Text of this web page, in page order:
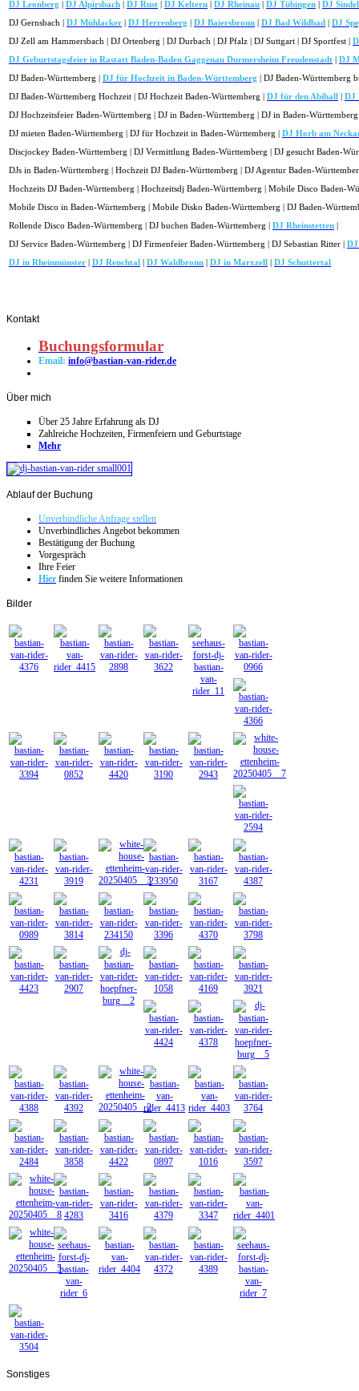
DJ Leonberg DJ Alpirsbach DJ Rust DJ Keltern DJ Rheinau DJ Tübingen DJ
DJ Gernsbach | DJ Mühlacker DJ Herrenberg DJ Baiersbronn DJ Bad Wildbad DJ
DJ Zell am Hammersbach | DJ Ortenberg | DJ Durbach | DJ Pfalz | DJ Suttgart | DJ Sportfest |
DJ Geburtstagsfeier in Rastatt Baden-Baden Gaggenau Durmersheim Freudenstadt DJ
DJ Baden-Württemberg | DJ für Hochzeit in Baden-Württemberg | DJ Baden-Württemberg
DJ Baden-Württemberg Hochzeit | DJ Hochzeit Baden-Württemberg | DJ für den Abiball DJ
DJ Hochzeitsfeier Baden-Württemberg | DJ in Baden-Württemberg | DJ in Baden-
DJ mieten Baden-Württemberg | DJ für Hochzeit in Baden-Württemberg | DJ Horb am
Discjockey Baden-Württemberg | DJ Vermittlung Baden-Württemberg | DJ gesucht Baden-
DJs in Baden-Württemberg | Hochzeit DJ Baden-Württemberg | DJ Agentur Baden-
Hochzeits DJ Baden-Württemberg | Hochzeitsdj Baden-Württemberg | Mobile Disco Baden-
Mobile Disco in Baden-Württemberg | Mobile Disko Baden-Württemberg | DJ Baden-
Rollende Disco Baden-Württemberg | DJ buchen Baden-Württemberg | DJ Rheinstetten
DJ Service Baden-Württemberg | DJ Firmenfeier Baden-Württemberg | DJ Sebastian Ritter
DJ in Rheinmünster DJ Renchtal DJ Waldbronn DJ in Marxzell DJ Schuttertal
Kontakt
Buchungsformular
Email: info@bastian-van-rider.de
Über mich
Über 25 Jahre Erfahrung als DJ
Zahlreiche Hochzeiten, Firmenfeiern und Geburtstage
Mehr
Ablaufder Buchung
Unverbindliche Anfrage stellen
Unverbindliches Angebot bekommen
Bestätigung der Buchung
Vorgespräch
Ihre Feier
Hier finden Sie weitere Informationen
Bilder
Sonstiges